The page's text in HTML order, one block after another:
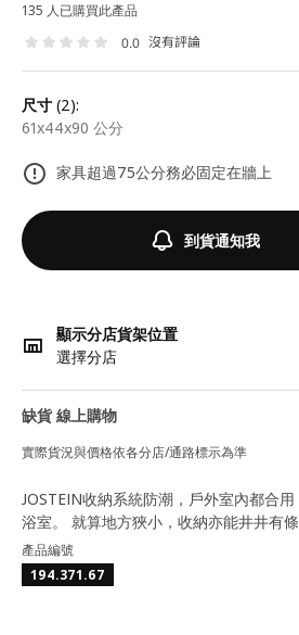
135 人已購買此產品
0.0 沒有評論
尺寸 (2):
61x44x90 公分
家具超過75公分務必固定在牆上
到貨通知我
顯示分店貨架位置
選擇分店
缺貨 線上購物
實際貨況與價格依各分店/通路標示為準
JOSTEIN收納系統防潮，戶外室內都合
浴室。 就算地方狹小，收納亦能井井有條
產品編號
194.371.67